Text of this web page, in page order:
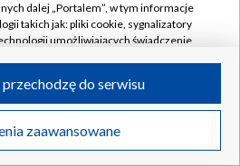
Kontakt
Kanały
Polska S.A. w likwidacji
dalej „Portalem”, w tym informacje
takich jak: pliki cookie, sygnalizatory
umożliwiających świadczenie
odwiedzania przez Ciebie
takie jak adresy IP, identyfikatory
zaawansowane
do serwisu